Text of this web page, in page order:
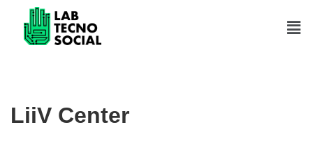
Saltar
LiiV Center